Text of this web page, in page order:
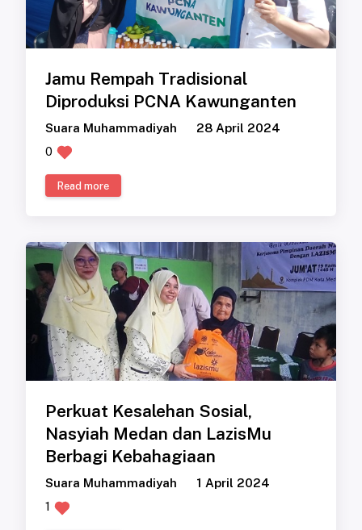
Jamu Rempah Tradisional
Diproduksi PCNA Kawunganten
Suara Muhammadiyah
28 April 2024
0
Read more
Perkuat Kesalehan Sosial,
Nasyiah Medan dan LazisMu
Berbagi Kebahagiaan
Suara Muhammadiyah
1 April 2024
1